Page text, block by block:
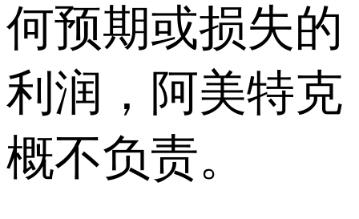
何预期或损失的
利润，阿美特克
概不负责。